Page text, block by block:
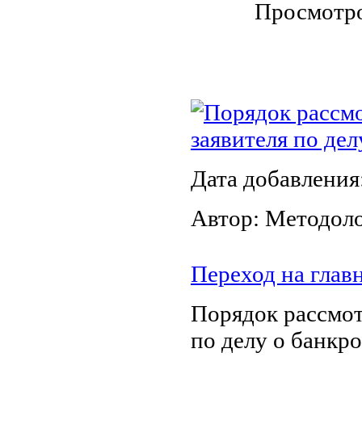
Порядок
заявителя по
Дата
Автор:
Переход на
Порядок
по делу о